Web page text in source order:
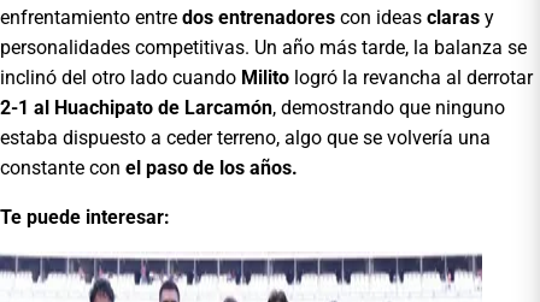
enfrentamiento entre dos entrenadores con ideas claras y
personalidades competitivas. Un año más tarde, la balanza se
inclinó del otro lado cuando Milito logró la revancha al derrotar
2-1 al Huachipato de Larcamón, demostrando que ninguno
estaba dispuesto a ceder terreno, algo que se volvería una
constante con el paso de los años.
Te puede interesar: